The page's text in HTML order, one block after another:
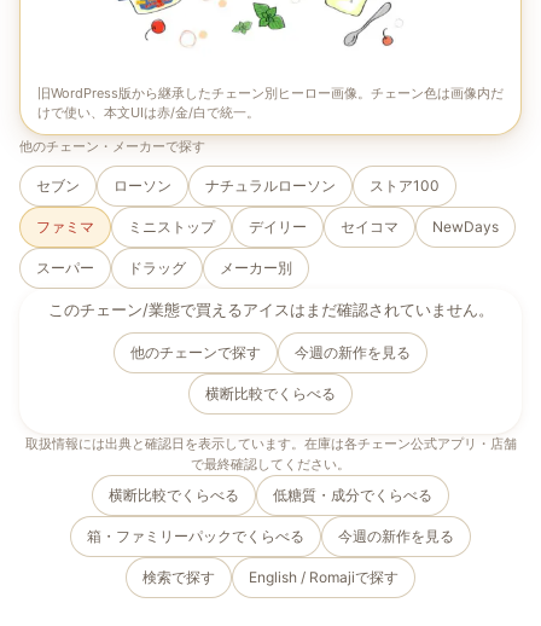
旧WordPress版から継承したチェーン別ヒーロー画像。チェーン色は画像内だ
けで使い、本文UIは赤/金/白で統一。
他のチェーン・メーカーで探す
セブン ローソン ナチュラルローソン ストア100
ファミマ ミニストップ デイリー セイコマ NewDays
スーパー ドラッグ メーカー別
このチェーン/業態で買えるアイスはまだ確認されていません。
他のチェーンで探す 今週の新作を見る
横断比較でくらべる
取扱情報には出典と確認日を表示しています。在庫は各チェーン公式アプリ・店舗
で最終確認してください。
横断比較でくらべる 低糖質・成分でくらべる
箱・ファミリーパックでくらべる 今週の新作を見る
検索で探す English / Romajiで探す